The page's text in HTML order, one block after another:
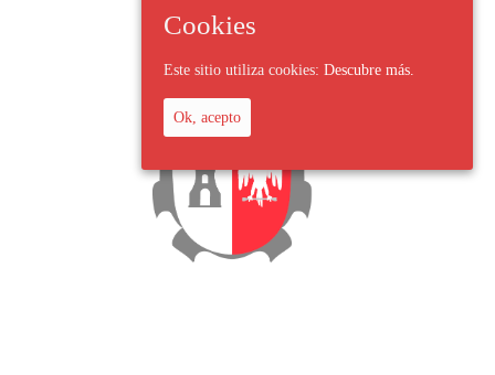
Cookies
Este sitio utiliza cookies: Descubre más.
Ok, acepto